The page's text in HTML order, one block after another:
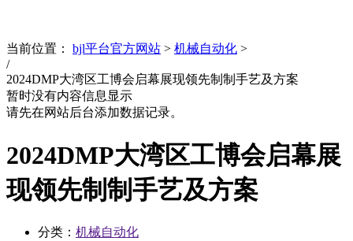
当前位置： bjl平台官方网站 > 机械自动化 >
/
2024DMP大湾区工博会启幕展现领先制制手艺及方案
暂时没有内容信息显示
请先在网站后台添加数据记录。
2024DMP大湾区工博会启幕展
现领先制制手艺及方案
分类： 机械自动化